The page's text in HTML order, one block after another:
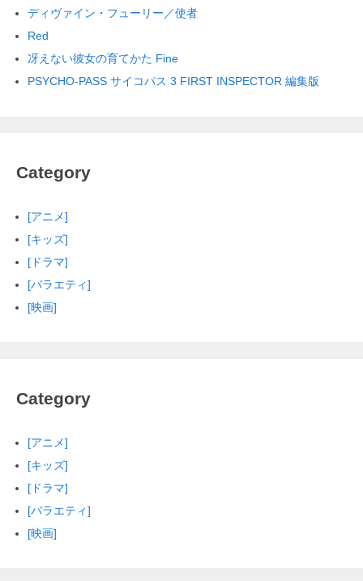
ディヴァイン・フューリー／使者
Red
冴えない彼女の育てかた Fine
PSYCHO-PASS サイコパス 3 FIRST INSPECTOR 編集版
Category
[アニメ]
[キッズ]
[ドラマ]
[バラエティ]
[映画]
Category
[アニメ]
[キッズ]
[ドラマ]
[バラエティ]
[映画]